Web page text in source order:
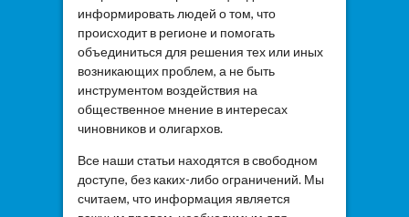
информировать людей о том, что
происходит в регионе и помогать
объединиться для решения тех или иных
возникающих проблем, а не быть
инструментом воздействия на
общественное мнение в интересах
чиновников и олигархов.
Все наши статьи находятся в свободном
доступе, без каких-либо ограничений. Мы
считаем, что информация является